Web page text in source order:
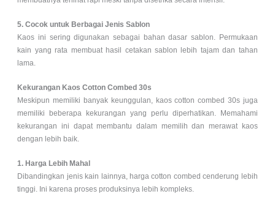
5. Cocok untuk Berbagai Jenis Sablon
Kaos ini sering digunakan sebagai bahan dasar sablon. Permukaan
kain yang rata membuat hasil cetakan sablon lebih tajam dan tahan
lama.
Kekurangan Kaos Cotton Combed 30s
Meskipun memiliki banyak keunggulan, kaos cotton combed 30s juga
memiliki beberapa kekurangan yang perlu diperhatikan. Memahami
kekurangan ini dapat membantu dalam memilih dan merawat kaos
dengan lebih baik.
1. Harga Lebih Mahal
Dibandingkan jenis kain lainnya, harga cotton combed cenderung lebih
tinggi. Ini karena proses produksinya lebih kompleks.